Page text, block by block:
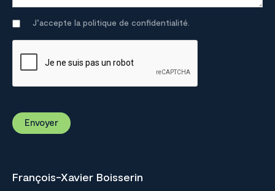
J’accepte la politique de confidentialité.
François-Xavier Boisserin